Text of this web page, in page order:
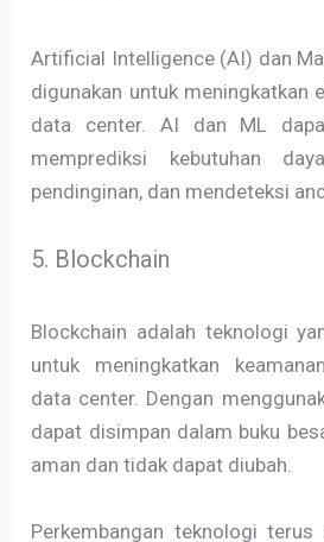
Artificial Intelligence (AI) dan
digunakan untuk meningkatkan
data center. AI dan ML
memprediksi kebutuhan
pendinginan, dan mendeteksi
5. Blockchain
Blockchain adalah teknologi
untuk meningkatkan
data center. Dengan
dapat disimpan dalam buku
aman dan tidak dapat diubah.
Perkembangan teknologi